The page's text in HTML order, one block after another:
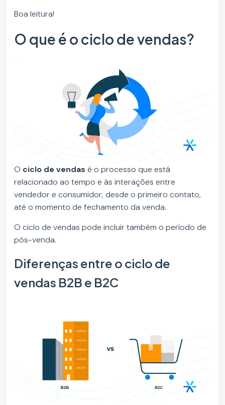
Boa leitura!
O que é o ciclo de vendas?
O ciclo de vendas é o processo que está
relacionado ao tempo e às interações entre
vendedor e consumidor, desde o primeiro contato,
até o momento de fechamento da venda.
O ciclo de vendas pode incluir também o período de
pós-venda.
Diferenças entre o ciclo de
vendas B2B e B2C